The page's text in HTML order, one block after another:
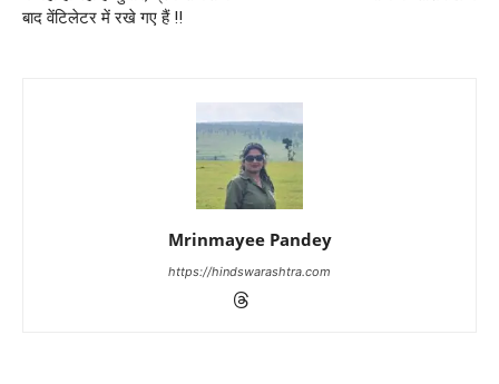
बाद वेंटिलेटर में रखे गए हैं !!
Mrinmayee Pandey
https://hindswarashtra.com